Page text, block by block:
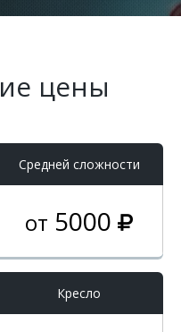
цены
Средней сложности
от 5000
Кресло